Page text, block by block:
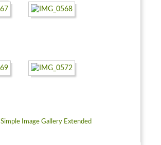
Simple Image Gallery Extended